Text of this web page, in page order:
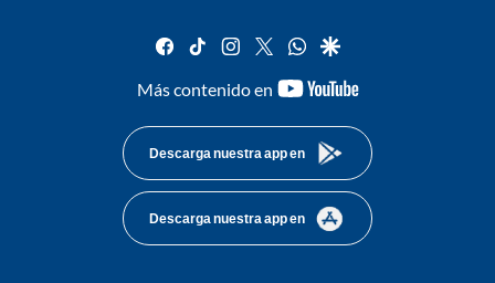
facebook
tiktok instagram
twitterwhatsapp
google
Más contenido en
youtube-
Descarga nuestra app en
Descarga nuestra app en